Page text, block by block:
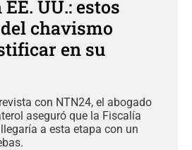
UU.: estos
chavismo
en su
con NTN24, el abogado
aseguró que la Fiscalía
a esta etapa con un